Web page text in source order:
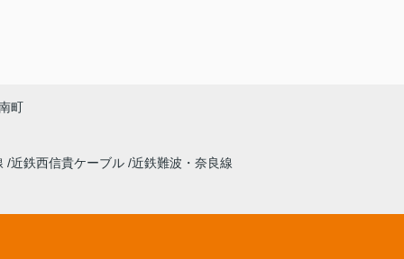
町
近鉄西信貴ケーブル 近鉄難波・奈良線